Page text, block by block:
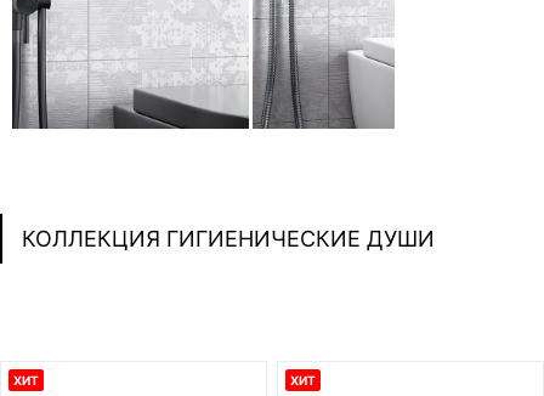
КОЛЛЕКЦИЯ ГИГИЕНИЧЕСКИЕ ДУШИ
ХИТ ХИТ